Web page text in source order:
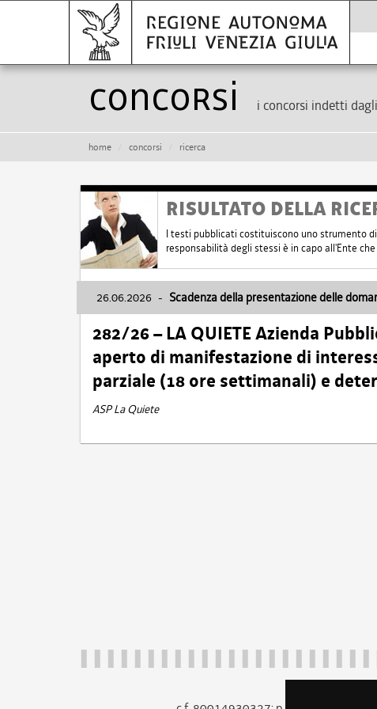
Concorsi i concorsi indetti
home concorsi ricerca
RISULTATO DELLA
I testi pubblicati costituiscono uno strumento
responsabilità degli stessi è in capo all'Ente
26.06.2026 - Scadenza della presentazione delle
282/26 – LA QUIETE Azienda
aperto di manifestazione di
parziale (18 ore settimanali) e
ASP La Quiete